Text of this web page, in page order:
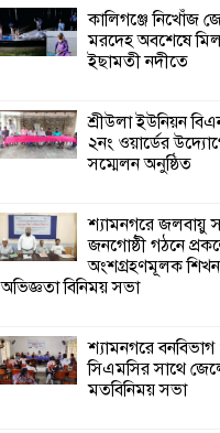
কালিগঞ্জে নিখোঁজ
মরদেহ অবশেষে
ইছামতী নদীতে
শ্রীউলা ইউনিয়ন
২নং ওয়ার্ডের
সম্মেলন অনুষ্ঠিত
শ্যামনগরে জলবায়ু
জনগোষ্ঠী গঠনে
অংশগ্রহণমূলক
অভিজ্ঞতা বিনিময় সভা
শ্যামনগরে
সিএমসির সাথে
মতবিনিময় সভা